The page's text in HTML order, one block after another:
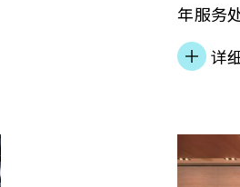
位
和
年服务
Kong）
（
计划重要成就： 首创全
涯发展
详